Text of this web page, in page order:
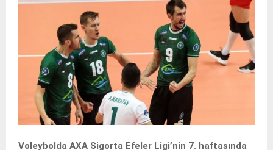
Voleybolda AXA Sigorta Efeler Ligi’nin 7. haftasında